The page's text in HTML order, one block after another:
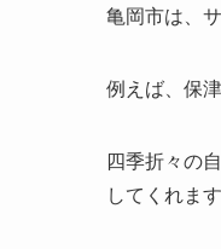
亀岡市は、
例えば、保
四季折々の
してくれます